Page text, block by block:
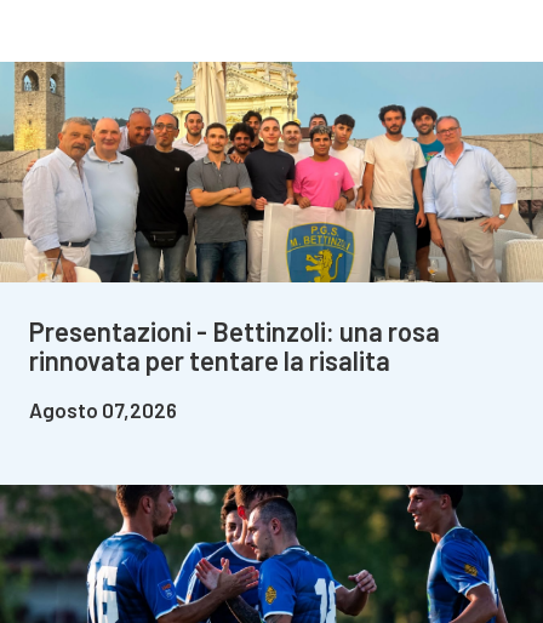
Presentazioni - Bettinzoli: una rosa
rinnovata per tentare la risalita
Agosto 07,2026